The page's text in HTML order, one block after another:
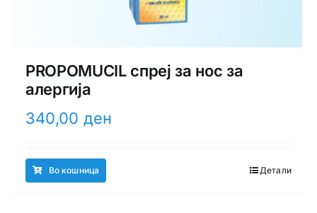
PROPOMUCIL спреј за нос за
алергија
340,00 ден
Во кошница Детали